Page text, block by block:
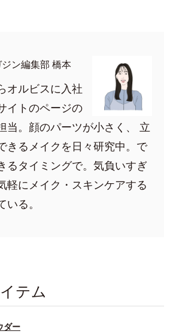
ン編集部 橋本
オルビスに入社
イトのページの
当。顔のパーツが小さく、 立
きるメイクを日々研究中。で
るタイミングで。気負いすぎ
軽にメイク・スキンケアする
る。
テム
ダー